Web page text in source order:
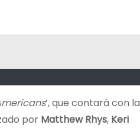
’, que contará con la
por Matthew Rhys, Keri